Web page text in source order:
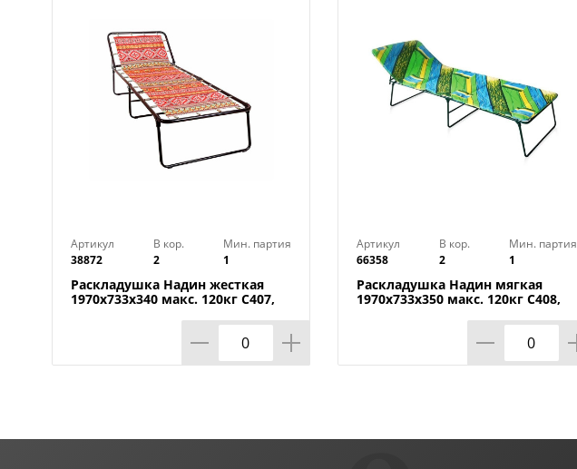
Артикул
38872
В кор.
2
Мин. партия
1
Раскладушка Надин жесткая
1970х733х340 макс. 120кг С407,
Артикул
66358
В кор.
2
Мин. партия
1
Раскладушка Надин мягкая
1970х733х350 макс. 120кг С408,